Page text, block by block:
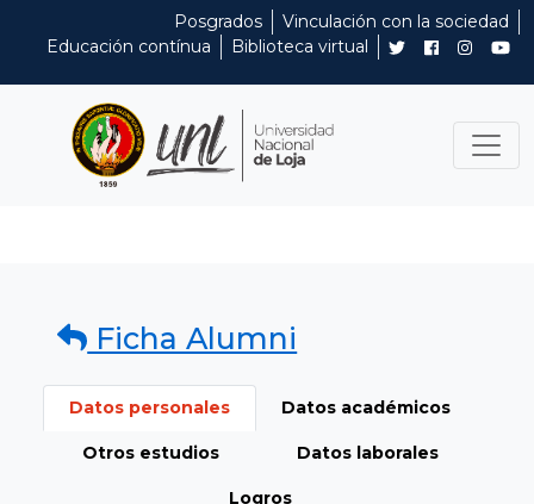
Posgrados
Vinculación con la sociedad
Educación contínua
Biblioteca virtual
Ficha Alumni
Datos personales Datos académicos
Otros estudios Datos laborales
Logros